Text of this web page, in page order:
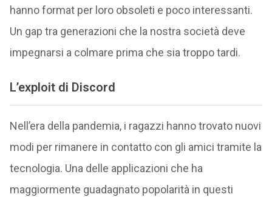
hanno format per loro obsoleti e poco interessanti.
Un gap tra generazioni che la nostra società deve
impegnarsi a colmare prima che sia troppo tardi.
L’exploit di Discord
Nell’era della pandemia, i ragazzi hanno trovato nuovi
modi per rimanere in contatto con gli amici tramite la
tecnologia. Una delle applicazioni che ha
maggiormente guadagnato popolarità in questi